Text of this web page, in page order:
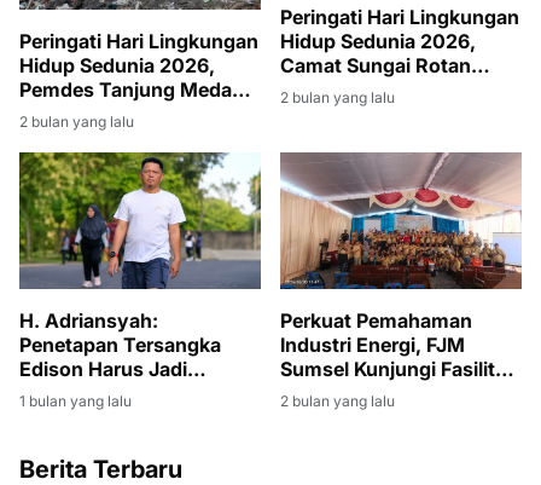
Peringati Hari Lingkungan
Hidup Sedunia 2026,
Pemdes Tanjung Medang
Gelar Gotong Royong
Massal
2 bulan yang lalu
Peringati Hari Lingkungan
Hidup Sedunia 2026,
Camat Sungai Rotan
Pimpin Giat Jumat Bersih
di Lingkungan Kantor
2 bulan yang lalu
H. Adriansyah:
Penetapan Tersangka
Edison Harus Jadi
Momentum Bersih-Bersih
Korupsi di Muara Enim
1 bulan yang lalu
Perkuat Pemahaman
Industri Energi, FJM
Sumsel Kunjungi Fasilitas
Produksi Migas di Muara
2 bulan yang lalu
Berita Terbaru